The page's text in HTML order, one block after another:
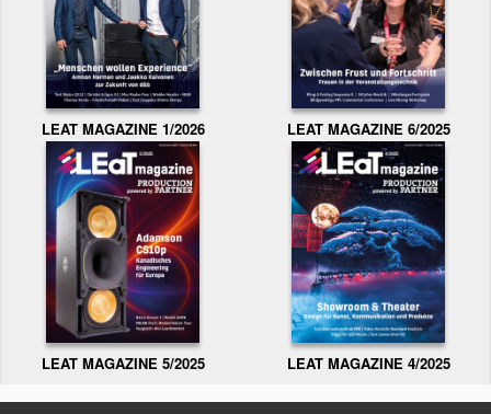
LEAT MAGAZINE 1/2026 LEAT MAGAZINE 6/2025
LEAT MAGAZINE 5/2025 LEAT MAGAZINE 4/2025